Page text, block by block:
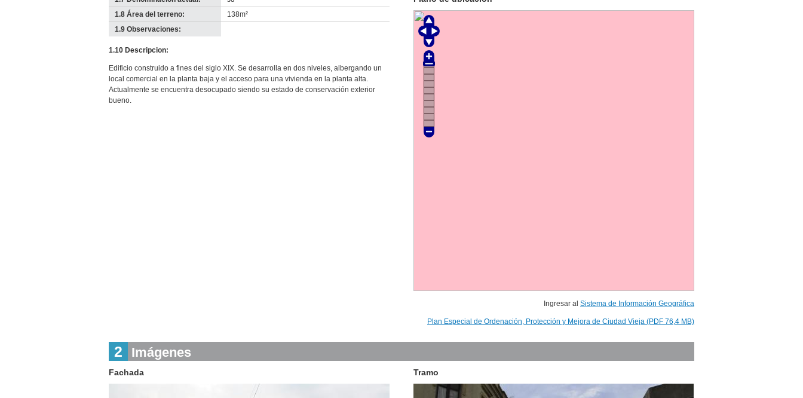
1.8 Área del terreno:
138m²
1.9 Observaciones:
1.10 Descripcion:
Edificio construido a fines del siglo XIX. Se desarrolla en dos niveles, albergando un
local comercial en la planta baja y el acceso para una vivienda en la planta alta.
Actualmente se encuentra desocupado siendo su estado de conservación exterior
bueno.
Ingresar al Sistema de Información Geográfica
Plan Especial de Ordenación, Protección y Mejora de Ciudad Vieja (PDF 76,4 MB)
2 Imágenes
Fachada Tramo